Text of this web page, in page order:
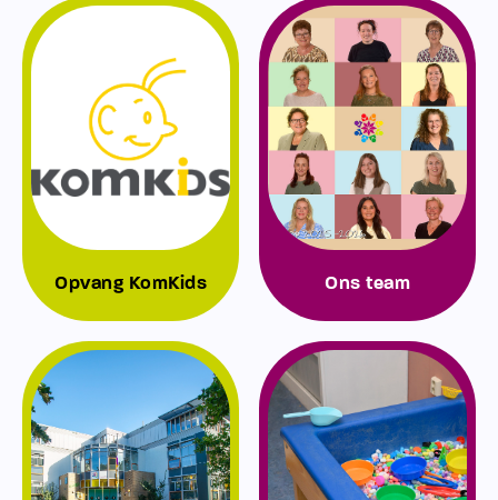
Opvang KomKids Ons team